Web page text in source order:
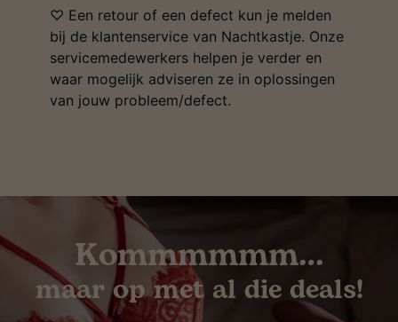
♡ Een retour of een defect kun je melden
bij de klantenservice van Nachtkastje. Onze
servicemedewerkers helpen je verder en
waar mogelijk adviseren ze in oplossingen
van jouw probleem/defect.
Kommmmmm…
maar op met al die deals!